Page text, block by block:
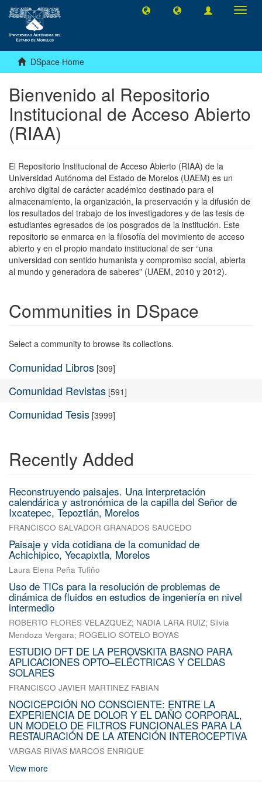
DSpace Home
Bienvenido al Repositorio
Institucional de Acceso Abierto
(RIAA)
El Repositorio Institucional de Acceso Abierto (RIAA) de la
Universidad Autónoma del Estado de Morelos (UAEM) es un
archivo digital de carácter académico destinado para el
almacenamiento, la organización, la preservación y la difusión de
los resultados del trabajo de los investigadores y de las tesis de
estudiantes egresados de los posgrados de la institución. Este
repositorio se enmarca en la filosofía del movimiento de acceso
abierto y en el propio mandato institucional de ser “una
universidad con sentido humanista y compromiso social, abierta
al mundo y generadora de saberes” (UAEM, 2010 y 2012).
Communities in DSpace
Select a community to browse its collections.
Comunidad Libros [309]
Comunidad Revistas [591]
Comunidad Tesis [3999]
Recently Added
Reconstruyendo paisajes. Una interpretación
calendárica y astronómica de la capilla del Señor de
Ixcatepec, Tepoztlán, Morelos
FRANCISCO SALVADOR GRANADOS SAUCEDO
Paisaje y vida cotidiana de la comunidad de
Achichipico, Yecapixtla, Morelos
Laura Elena Peña Tufiño
Uso de TICs para la resolución de problemas de
dinámica de fluidos en estudios de ingeniería en nivel
intermedio
ROBERTO FLORES VELAZQUEZ; NADIA LARA RUIZ; Silvia
Mendoza Vergara; ROGELIO SOTELO BOYAS
ESTUDIO DFT DE LA PEROVSKITA BASNO PARA
APLICACIONES OPTO–ELÉCTRICAS Y CELDAS
SOLARES
FRANCISCO JAVIER MARTINEZ FABIAN
NOCICEPCIÓN NO CONSCIENTE: ENTRE LA
EXPERIENCIA DE DOLOR Y EL DAÑO CORPORAL,
UN MODELO DE FILTROS FUNCIONALES PARA LA
RESTAURACIÓN DE LA ATENCIÓN INTEROCEPTIVA
VARGAS RIVAS MARCOS ENRIQUE
View more